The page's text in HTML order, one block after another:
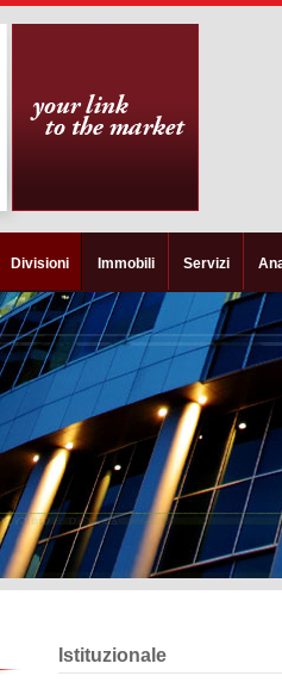
Divisioni Immobili Servizi
Istituzionale